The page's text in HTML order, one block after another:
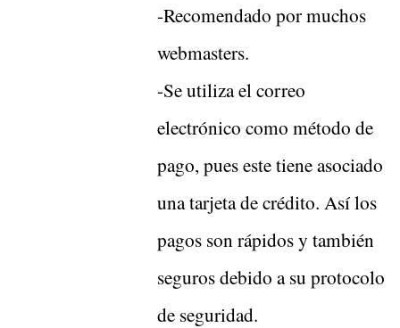
-Recomendado por muchos
webmasters.
-Se utiliza el correo
electrónico como método de
pago, pues este tiene asociado
una tarjeta de crédito. Así los
pagos son rápidos y también
seguros debido a su protocolo
de seguridad.